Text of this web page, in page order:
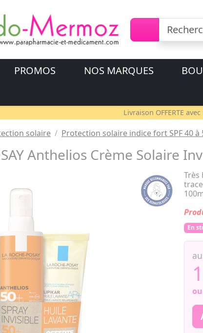
PROMOS NOS MARQUES
Livraison OFFERTE avec
solaire Protection solaire indice fort SPF 40 à
Anthelios Crème Solaire
Très
En
ou